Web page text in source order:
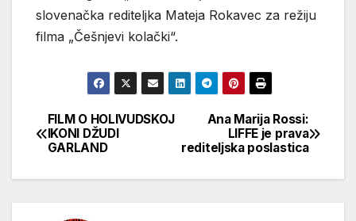
slovenačka rediteljka Mateja Rokavec za režiju
filma „Češnjevi kolački“.
Кретање
чланка
Ana Marija Rossi:
LIFFE je prava
rediteljska poslastica
FILM O HOLIVUDSKOJ
IKONI DŽUDI
GARLAND